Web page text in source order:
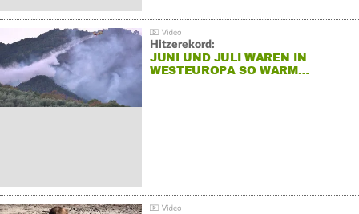
Hitzerekord:
JUNI UND JULI WAREN IN
WESTEUROPA SO WARM…